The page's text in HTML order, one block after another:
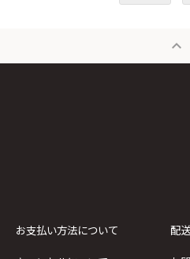
expand_less
お支払い方法について
配